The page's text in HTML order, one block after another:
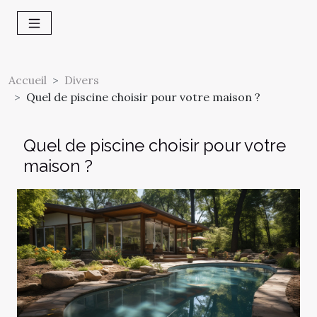
Accueil
Divers
Quel de piscine choisir pour votre maison ?
Quel de piscine choisir pour votre
maison ?